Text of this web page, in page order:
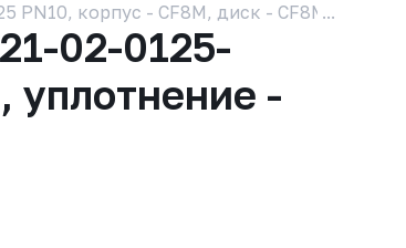
PN10, корпус - CF8M, диск - CF8M,
02-0125-
уплотнение -